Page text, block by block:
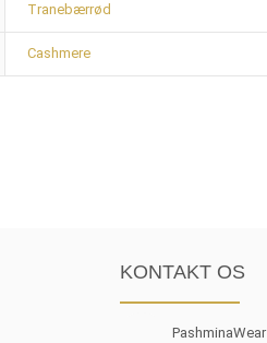
Tranebærrød
Cashmere
KONTAKT OS
PashminaWear